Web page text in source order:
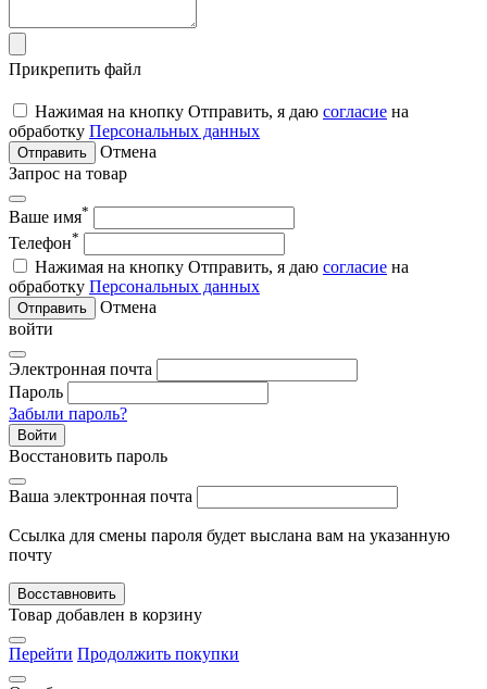
Прикрепить файл
Нажимая на кнопку Отправить, я даю согласие на
обработку Персональных данных
Отправить
Отмена
Запрос на товар
Ваше имя*
Телефон*
Нажимая на кнопку Отправить, я даю согласие на
обработку Персональных данных
Отправить
Отмена
войти
Электронная почта
Пароль
Забыли пароль?
Войти
Восстановить пароль
Ваша электронная почта
Ссылка для смены пароля будет выслана вам на указанную
почту
Восставновить
Товар добавлен в корзину
Перейти Продолжить покупки